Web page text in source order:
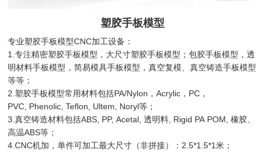
塑胶手板模型
专业塑胶手板模型CNC加工设备：
1.专注精密塑胶手板模型，大尺寸塑胶手板模型；包胶手板模型，透
明材料手板模型，简易模具手板模型，真空复模、真空铸造手板模型
等等；
2.塑胶手板模型常用材料包括PA/Nylon，Acrylic，PC，
PVC, Phenolic, Teflon, Ultem, Noryl等；
3.真空铸造材料包括ABS, PP, Acetal, 透明料, Rigid PA POM, 橡胶、
高温ABS等；
4.CNC机加，单件可加工最大尺寸（非拼接）：2.5*1.5*1米；